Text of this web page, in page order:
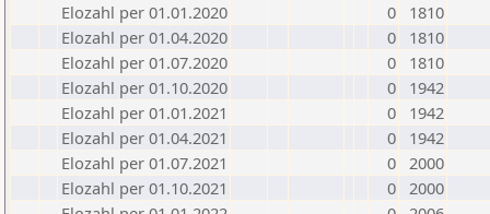
Elozahl per 01.01.2020
0
1810
Elozahl per 01.04.2020
0
1810
Elozahl per 01.07.2020
0
1810
Elozahl per 01.10.2020
0
1942
Elozahl per 01.01.2021
0
1942
Elozahl per 01.04.2021
0
1942
Elozahl per 01.07.2021
0 2000
Elozahl per 01.10.2021
0 2000